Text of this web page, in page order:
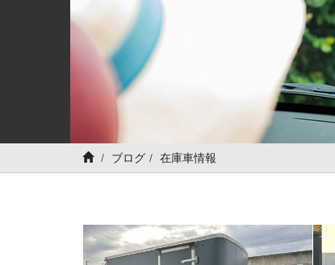
ブログ 在庫車情報